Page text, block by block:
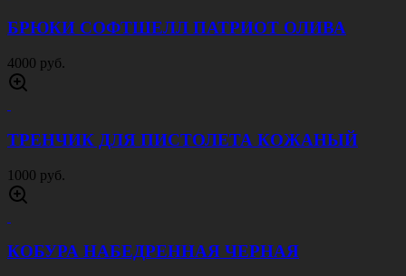
БРЮКИ СОФТШЕЛЛ ПАТРИОТ ОЛИВА
4000 руб.
ТРЕНЧИК ДЛЯ ПИСТОЛЕТА КОЖАНЫЙ
1000 руб.
КОБУРА НАБЕДРЕННАЯ ЧЕРНАЯ